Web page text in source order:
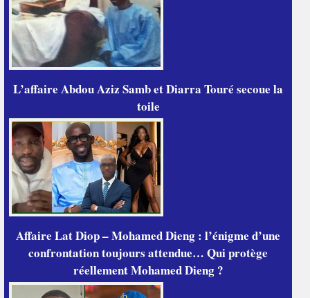
L’affaire Abdou Aziz Samb et Diarra Touré secoue la
toile
Affaire Lat Diop – Mohamed Dieng : l’énigme d’une
confrontation toujours attendue… Qui protège
réellement Mohamed Dieng ?